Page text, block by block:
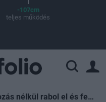
-107cm
teljes működés
Donald Trump habozás nélkül rabol el és fenyeget baloldali vezetőket: mégis akad egy diktátor, aki eddig simán megúszta